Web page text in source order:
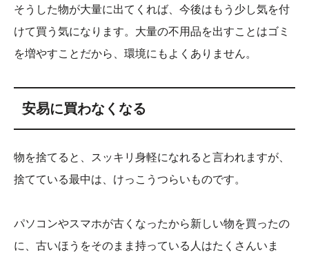
そうした物が大量に出てくれば、今後はもう少し気を付
けて買う気になります。大量の不用品を出すことはゴミ
を増やすことだから、環境にもよくありません。
安易に買わなくなる
物を捨てると、スッキリ身軽になれると言われますが、
捨てている最中は、けっこうつらいものです。
パソコンやスマホが古くなったから新しい物を買ったの
に、古いほうをそのまま持っている人はたくさんいま